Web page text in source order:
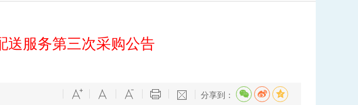
送服务第三次采购公告
分享到：